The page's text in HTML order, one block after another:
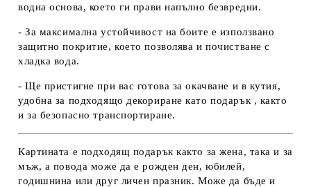
водна основа, което ги прави напълно безвредни.
- За максимална устойчивост на боите е използвано
защитно покритие, което позволява и почистване с
хладка вода.
- Ще пристигне при вас готова за окачване и в кутия,
удобна за подходящо декориране като подарък , както
и за безопасно транспортиране.
Картината е подходящ подарък както за жена, така и за
мъж, а повода може да е рожден ден, юбилей,
годишнина или друг личен празник. Може да бъде и